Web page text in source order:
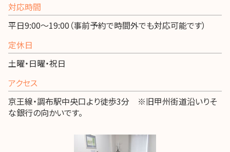
対応時間
平日9:00～19:00（事前予約で時間外でも対応可能です）
定休日
土曜・日曜・祝日
アクセス
京王線・調布駅中央口より徒歩3分 ※旧甲州街道沿いりそ
な銀行の向かいです。